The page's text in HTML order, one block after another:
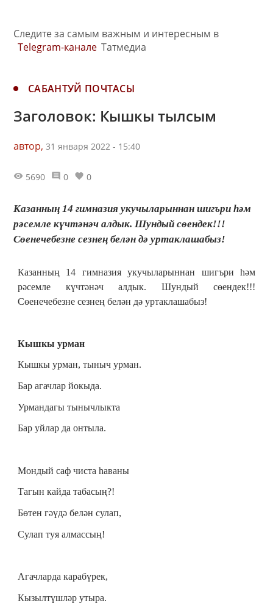
Следите за самым важным и интересным в
Telegram-канале Татмедиа
САБАНТУЙ ПОЧТАСЫ
Заголовок: Кышкы тылсым
автор, 31 января 2022 - 15:40
5690 0 0
Казанның 14 гимназия укучыларыннан шигъри һәм
рәсемле күчтәнәч алдык. Шундый сөендек!!!
Сөенечебезне сезнең белән дә уртаклашабыз!
Казанның 14 гимназия укучыларыннан шигъри һәм
рәсемле күчтәнәч алдык. Шундый сөендек!!!
Сөенечебезне сезнең белән дә уртаклашабыз!
Кышкы урман
Кышкы урман, тыныч урман.
Бар агачлар йокыда.
Урмандагы тынычлыкта
Бар уйлар да онтыла.
Мондый саф чиста һаваны
Тагын кайда табасың?!
Бөтен гәүдә белән сулап,
Сулап туя алмассың!
Агачларда карабүрек,
Кызылтүшләр утыра.